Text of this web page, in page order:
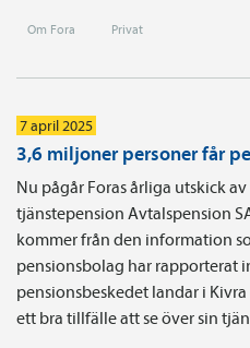
Om Fora Privat
7 april 2025
3,6 miljoner personer får
Nu pågår Foras årliga utskick
tjänstepension Avtalspension
kommer från den information
pensionsbolag har rapporterat
pensionsbeskedet landar i
ett bra tillfälle att se över sin